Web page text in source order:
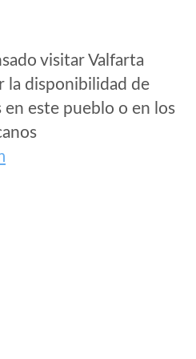
visitar Valfarta
la disponibilidad de
en este pueblo o en los